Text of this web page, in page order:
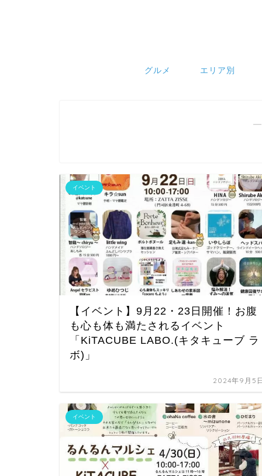
グルメ エリア別
イベント
【イベント】9月22・23日開催！お腹
も心も体も満たされるイベント
「KiTACUBE LABO.(キタキューブ ラ
ボ)」
2024年9月5
イベント